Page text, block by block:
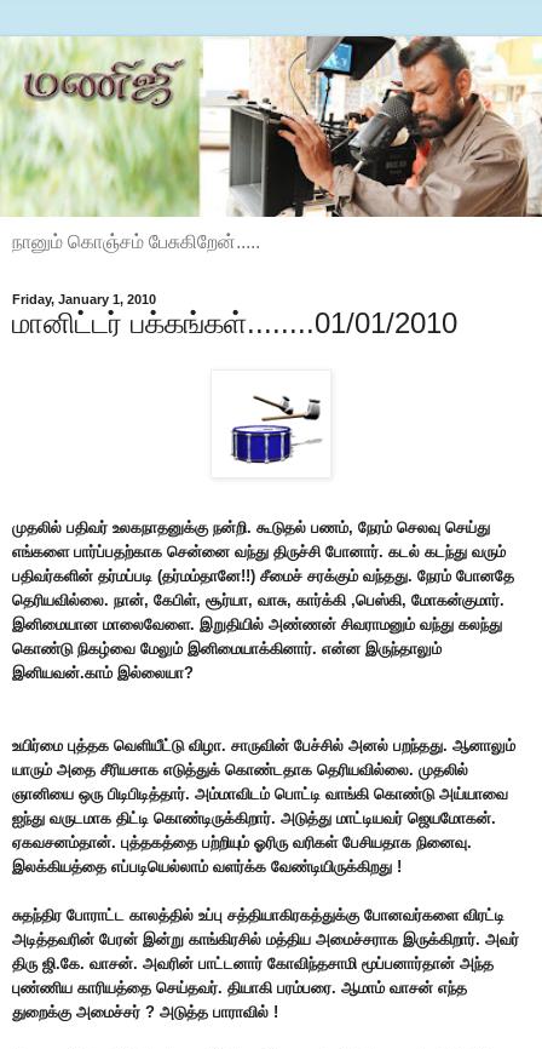
நானும் கொஞ்சம் பேசுகிறேன்.....
Friday, January 1, 2010
மானிட்டர் பக்கங்கள்........01/01/2010
முதலில் பதிவர் உலகநாதனுக்கு நன்றி. கூடுதல் பணம், நேரம் செலவு செய்து
எங்களை பார்ப்பதற்காக சென்னை வந்து திருச்சி போனார். கடல் கடந்து வரும்
பதிவர்களின் தர்மப்படி (தர்மம்தானே!!) சீமைச் சரக்கும் வந்தது. நேரம் போனதே
தெரியவில்லை. நான், கேபிள், சூர்யா, வாசு, கார்க்கி ,பெஸ்கி, மோகன்குமார்.
இனிமையான மாலைவேளை. இறுதியில் அண்ணன் சிவராமனும் வந்து கலந்து
கொண்டு நிகழ்வை மேலும் இனிமையாக்கினார். என்ன இருந்தாலும்
இனியவன்.காம் இல்லையா?
உயிர்மை புத்தக வெளியீட்டு விழா. சாருவின் பேச்சில் அனல் பறந்தது. ஆனாலும்
யாரும் அதை சீரியசாக எடுத்துக் கொண்டதாக தெரியவில்லை. முதலில்
ஞானியை ஒரு பிடிபிடித்தார். அம்மாவிடம் பொட்டி வாங்கி கொண்டு அய்யாவை
ஐந்து வருடமாக திட்டி கொண்டிருக்கிறார். அடுத்து மாட்டியவர் ஜெயமோகன்.
ஏகவசனம்தான். புத்தகத்தை பற்றியும் ஓரிரு வரிகள் பேசியதாக நினைவு.
இலக்கியத்தை எப்படியெல்லாம் வளர்க்க வேண்டியிருக்கிறது !
சுதந்திர போராட்ட காலத்தில் உப்பு சத்தியாகிரகத்துக்கு போனவர்களை விரட்டி
அடித்தவரின் பேரன் இன்று காங்கிரசில் மத்திய அமைச்சராக இருக்கிறார். அவர்
திரு ஜி.கே. வாசன். அவரின் பாட்டனார் கோவிந்தசாமி மூப்பனார்தான் அந்த
புண்ணிய காரியத்தை செய்தவர். தியாகி பரம்பரை. ஆமாம் வாசன் எந்த
துறைக்கு அமைச்சர் ? அடுத்த பாராவில் !